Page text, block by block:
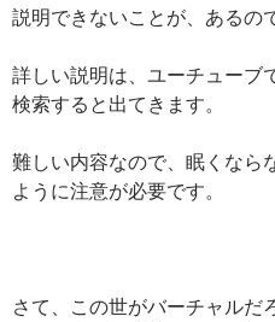
説明できないことが、あるの
詳しい説明は、ユーチューブ
検索すると出てきます。
難しい内容なので、眠くなら
ように注意が必要です。
さて、この世がバーチャルだ